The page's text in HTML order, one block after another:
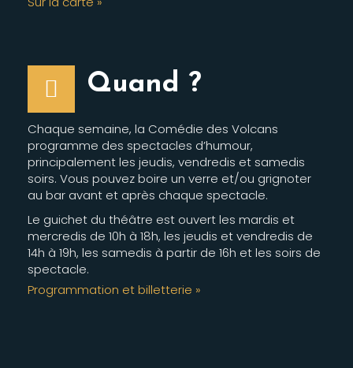
Quand ?
Chaque semaine, la Comédie des Volcans
programme des spectacles d’humour,
principalement les jeudis, vendredis et samedis
soirs. Vous pouvez boire un verre et/ou grignoter
au bar avant et après chaque spectacle.
Le guichet du théâtre est ouvert les mardis et
mercredis de 10h à 18h, les jeudis et vendredis de
14h à 19h, les samedis à partir de 16h et les soirs de
spectacle.
Programmation et billetterie »